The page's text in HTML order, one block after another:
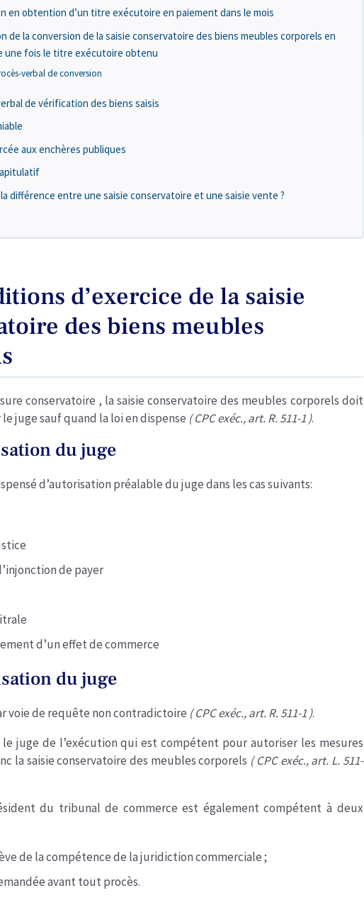
en obtention d’un titre exécutoire en paiement dans le mois
de la conversion de la saisie conservatoire des biens meubles corporels en
une fois le titre exécutoire obtenu
verbal de conversion
de vérification des biens saisis
aux enchères publiques
différence entre une saisie conservatoire et une saisie vente ?
d’exercice de la saisie
des biens meubles
conservatoire , la saisie conservatoire des meubles corporels doit
juge sauf quand la loi en dispense ( CPC exéc., art. R. 511-1 ).
du juge
d’autorisation préalable du juge dans les cas suivants:
de payer
d’un effet de commerce
du juge
voie de requête non contradictoire ( CPC exéc., art. R. 511-1 ).
le juge de l’exécution qui est compétent pour autoriser les mesures
la saisie conservatoire des meubles corporels ( CPC exéc., art. L. 511-
du tribunal de commerce est également compétent à deux
de la compétence de la juridiction commerciale ;
avant tout procès.